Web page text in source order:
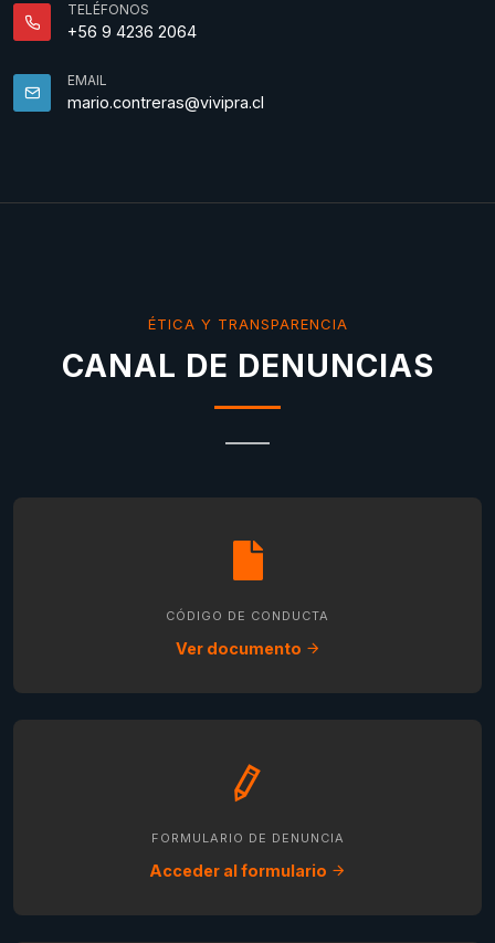
TELÉFONOS
+56 9 4236 2064
EMAIL
mario.contreras@vivipra.cl
ÉTICA Y TRANSPARENCIA
CANAL DE DENUNCIAS
CÓDIGO DE CONDUCTA
Ver documento
FORMULARIO DE DENUNCIA
Acceder al formulario